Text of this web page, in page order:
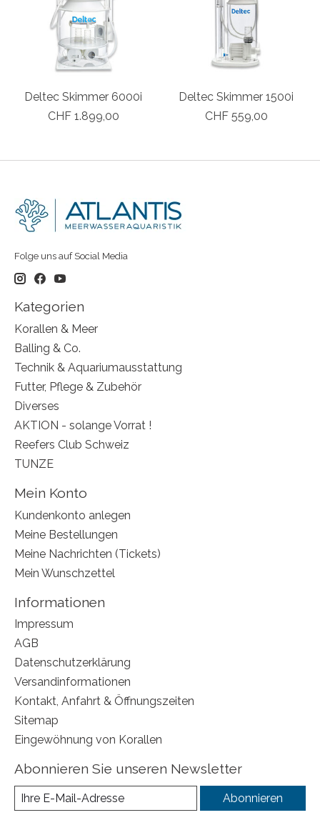
Deltec Skimmer 6000i
CHF 1.899,00
Deltec Skimmer 1500i
CHF 559,00
Folge uns auf Social Media
Kategorien
Korallen & Meer
Balling & Co.
Technik & Aquariumausstattung
Futter, Pflege & Zubehör
Diverses
AKTION - solange Vorrat !
Reefers Club Schweiz
TUNZE
Mein Konto
Kundenkonto anlegen
Meine Bestellungen
Meine Nachrichten (Tickets)
Mein Wunschzettel
Informationen
Impressum
AGB
Datenschutzerklärung
Versandinformationen
Kontakt, Anfahrt & Öffnungszeiten
Sitemap
Eingewöhnung von Korallen
Abonnieren Sie unseren Newsletter
Abonnieren